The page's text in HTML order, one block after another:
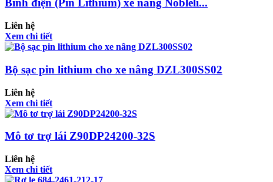
Bình điện (Pin Lithium) xe nâng Nobleli...
Liên hệ
Xem chi tiết
Bộ sạc pin lithium cho xe nâng DZL300SS02
Liên hệ
Xem chi tiết
Mô tơ trợ lái Z90DP24200-32S
Liên hệ
Xem chi tiết